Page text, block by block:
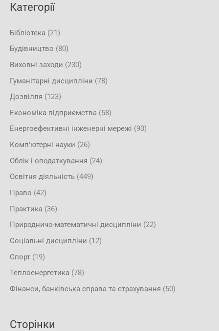
Категорії
Бібліотека (21)
Будівництво (80)
Виховні заходи (230)
Гуманітарні дисципліни (78)
Дозвілля (123)
Економіка підприємства (58)
Енергоефективні інженерні мережі (90)
Комп'ютерні науки (26)
Облік і оподаткування (24)
Освітня діяльність (449)
Право (42)
Практика (36)
Природничо-математичні дисципліни (22)
Соціальні дисципліни (12)
Спорт (19)
Теплоенергетика (78)
Фінанси, банківська справа та страхування (50)
Сторінки